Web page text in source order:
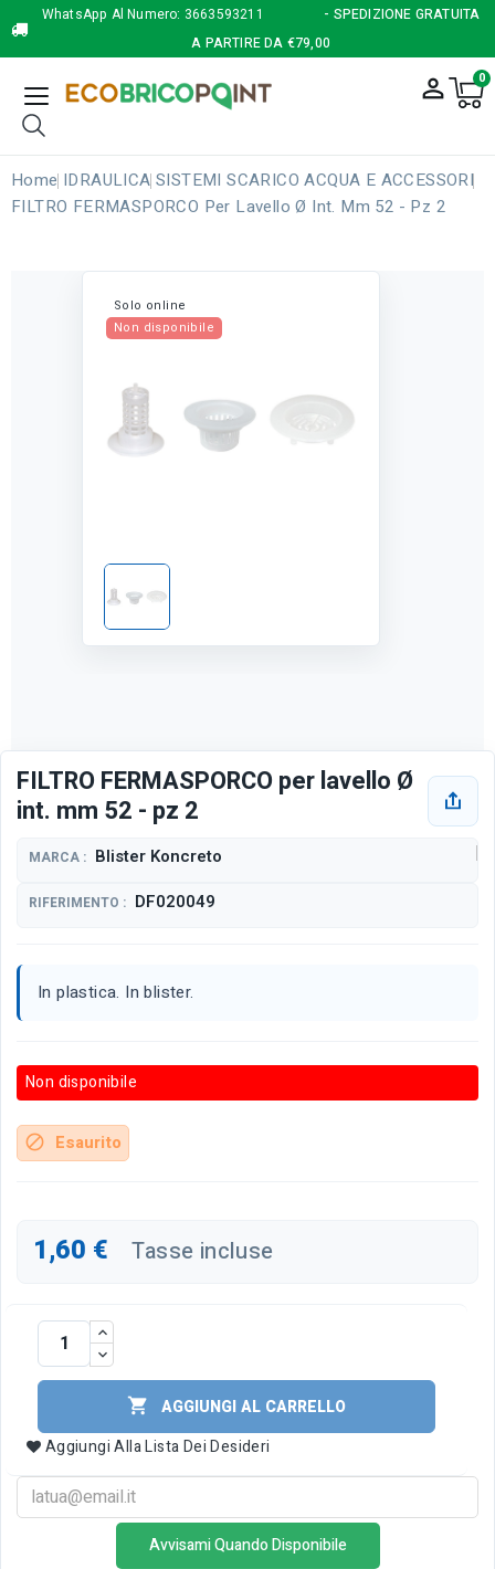
WhatsApp Al Numero: 3663593211
- SPEDIZIONE GRATUITA
A PARTIRE DA €79,00
person_outline 0
Home IDRAULICA SISTEMI SCARICO ACQUA E ACCESSORI
FILTRO FERMASPORCO Per Lavello Ø Int. Mm 52 - Pz 2
Solo online
Non disponibile
FILTRO FERMASPORCO per lavello Ø
int. mm 52 - pz 2
MARCA : Blister Koncreto
RIFERIMENTO : DF020049
In plastica. In blister.
Non disponibile
block Esaurito
1,60 € Tasse incluse

AGGIUNGI AL CARRELLO
Aggiungi Alla Lista Dei Desideri
Avvisami Quando Disponibile